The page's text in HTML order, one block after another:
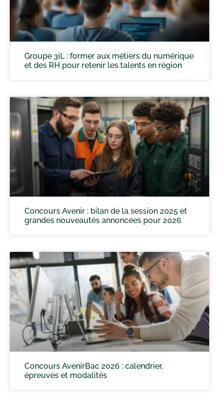
Groupe 3iL : former aux métiers du numérique
et des RH pour retenir les talents en région
Concours Avenir : bilan de la session 2025 et
grandes nouveautés annoncées pour 2026
Concours AvenirBac 2026 : calendrier,
épreuves et modalités